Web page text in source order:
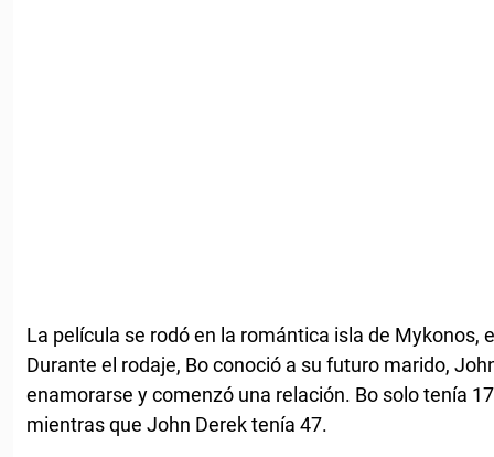
La película se rodó en la romántica isla de Mykonos,
Durante el rodaje, Bo conoció a su futuro marido,
enamorarse y comenzó una relación. Bo solo tenía
mientras que John Derek tenía 47.